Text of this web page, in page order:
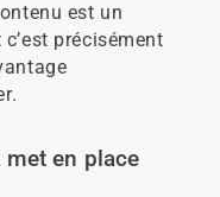
est un
précisément
met en place